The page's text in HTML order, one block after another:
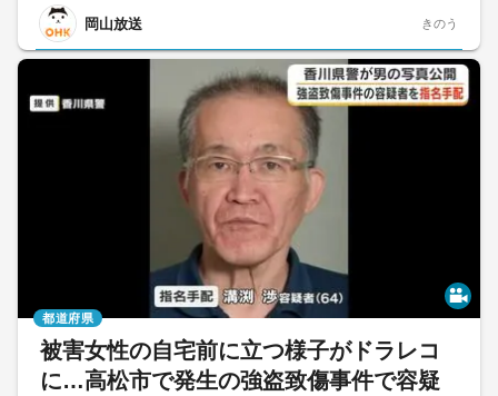
岡山放送 きのう
被害女性の自宅前に立つ様子がドラレコ
に…高松市で発生の強盗致傷事件で容疑
都道府県